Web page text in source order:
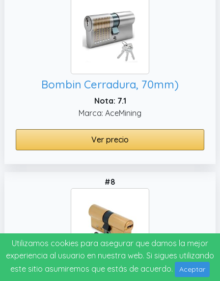
Bombin Cerradura, 70mm)
Nota: 7.1
Marca: AceMining
Ver precio
#8
Amig - Cilindro de seguridad - Cerradura para puertas - Antiganzúa y Antibumping - Bombín Antiextracción y Antirotura - Incluye 5 llaves - Dorado mate - Medidas: 80 (30-50) mm
Utilizamos cookies para asegurar que damos la mejor
experiencia al usuario en nuestra web. Si sigues utilizando
este sitio asumiremos que estás de acuerdo.
Aceptar